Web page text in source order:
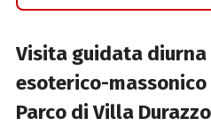
Visita guidata diurna
esoterico-massonico
Parco di Villa